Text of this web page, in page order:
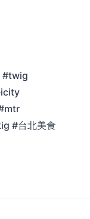
#台北美食